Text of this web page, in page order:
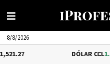
8/8/2026
1.17%$1,577.88